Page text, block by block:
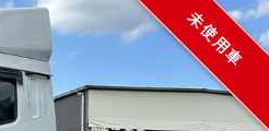
未使用車